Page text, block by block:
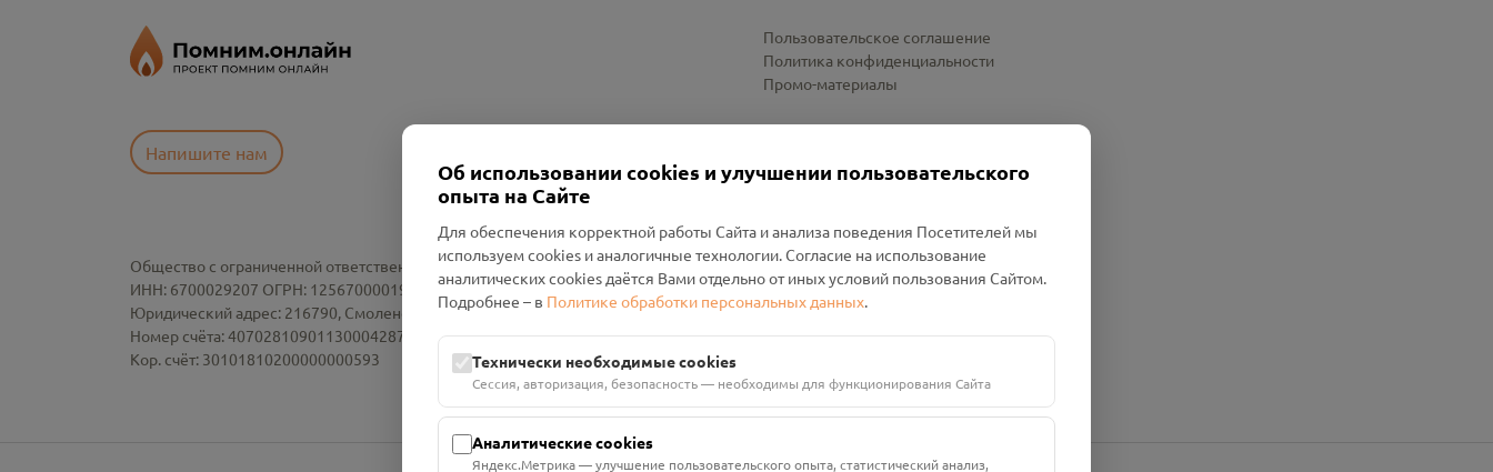
Напишите нам
Пользовательское соглашение
Политика конфиденциальности
Промо-материалы
Общество с ограниченной ответственностью «Смоленский Проект Помним»
ИНН: 6700029207 ОГРН: 1256700001986
Юридический адрес: 216790, Смоленская область, р-н Руднянский, г. Рудня, улица Западная, д. 26А, пом. 18
Номер счёта: 40702810901130004287 в АО "АЛЬФА-БАНК"
Кор. счёт: 30101810200000000593
Об использовании cookies и улучшении пользовательского
опыта на Сайте
Для обеспечения корректной работы Сайта и анализа поведения Посетителей мы
используем cookies и аналогичные технологии. Согласие на использование
аналитических cookies даётся Вами отдельно от иных условий пользования Сайтом.
Подробнее – в Политике обработки персональных данных.
Технически необходимые cookies
Сессия, авторизация, безопасность — необходимы для функционирования Сайта
Аналитические cookies
Яндекс.Метрика — улучшение пользовательского опыта, статистический анализ,